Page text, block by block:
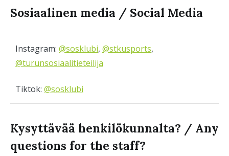
Sosiaalinen media / Social Media
Instagram: @sosklubi, @stkusports,
@turunsosiaalitieteilija
Tiktok: @sosklubi
Kysyttävää henkilökunnalta? / Any
questions for the staff?